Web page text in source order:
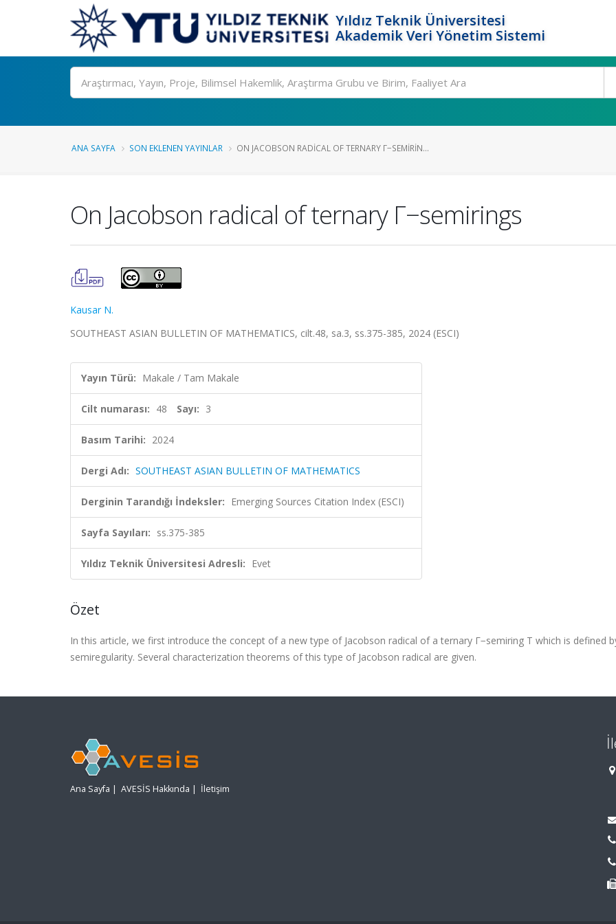
Yıldız Teknik Üniversitesi
Akademik Veri Yönetim Sistemi
Ara
ANA SAYFA SON EKLENEN YAYINLAR ON JACOBSON RADICAL OF TERNARY Γ−SEMIRIN...
On Jacobson radical of ternary Γ−semirings
Kausar N.
SOUTHEAST ASIAN BULLETIN OF MATHEMATICS, cilt.48, sa.3, ss.375-385, 2024 (ESCI)
Yayın Türü: Makale / Tam Makale
Cilt numarası: 48 Sayı: 3
Basım Tarihi: 2024
Dergi Adı: SOUTHEAST ASIAN BULLETIN OF MATHEMATICS
Derginin Tarandığı İndeksler: Emerging Sources Citation Index (ESCI)
Sayfa Sayıları: ss.375-385
Yıldız Teknik Üniversitesi Adresli: Evet
Özet
In this article, we first introduce the concept of a new type of Jacobson radical of a ternary Γ−semiring T which is defined
semiregularity. Several characterization theorems of this type of Jacobson radical are given.
Ana Sayfa | AVESİS Hakkında | İletişim